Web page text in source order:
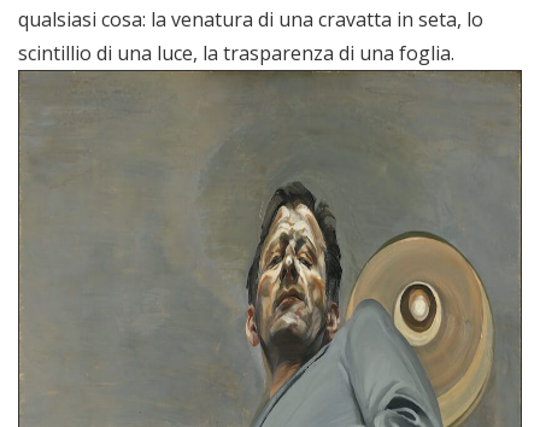
qualsiasi cosa: la venatura di una cravatta in seta, lo
scintillio di una luce, la trasparenza di una foglia.